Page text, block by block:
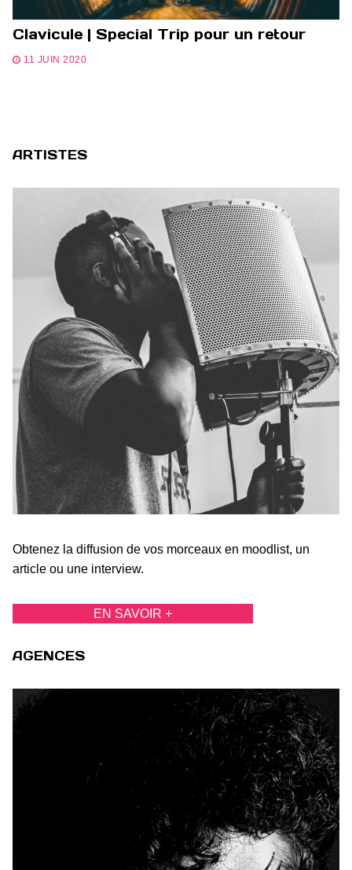
Clavicule | Special Trip pour un retour
11 JUIN 2020
ARTISTES
Obtenez la diffusion de vos morceaux en moodlist, un
article ou une interview.
EN SAVOIR +
AGENCES